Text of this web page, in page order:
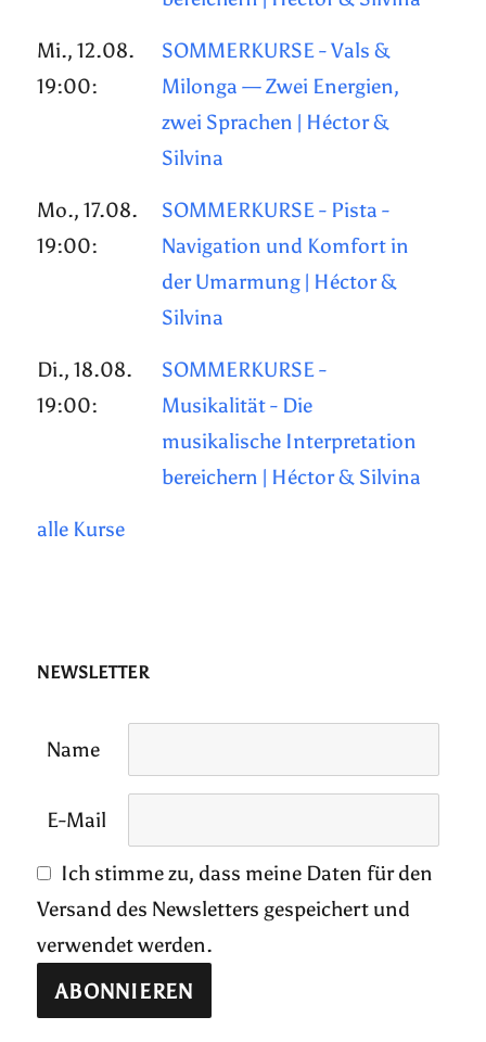
Mi., 12.08.
19:00:
SOMMERKURSE - Vals &
Milonga — Zwei Energien,
zwei Sprachen | Héctor &
Silvina
Mo., 17.08.
19:00:
SOMMERKURSE - Pista -
Navigation und Komfort in
der Umarmung | Héctor &
Silvina
Di., 18.08.
19:00:
SOMMERKURSE -
Musikalität - Die
musikalische Interpretation
bereichern | Héctor & Silvina
alle Kurse
NEWSLETTER
Name
E-Mail
Ich stimme zu, dass meine Daten für den
Versand des Newsletters gespeichert und
verwendet werden.